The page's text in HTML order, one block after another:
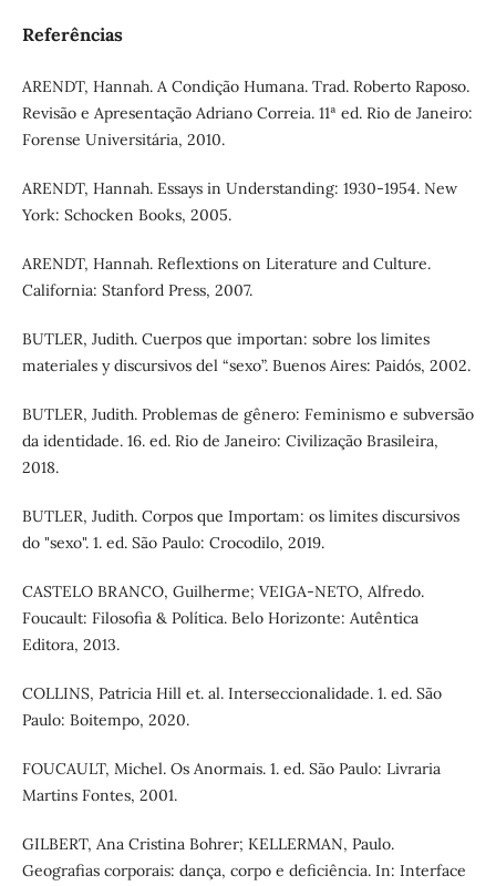
Referências
ARENDT, Hannah. A Condição Humana. Trad. Roberto Raposo.
Revisão e Apresentação Adriano Correia. 11ª ed. Rio de Janeiro:
Forense Universitária, 2010.
ARENDT, Hannah. Essays in Understanding: 1930-1954. New
York: Schocken Books, 2005.
ARENDT, Hannah. Reflextions on Literature and Culture.
California: Stanford Press, 2007.
BUTLER, Judith. Cuerpos que importan: sobre los limites
materiales y discursivos del “sexo”. Buenos Aires: Paidós, 2002.
BUTLER, Judith. Problemas de gênero: Feminismo e subversão
da identidade. 16. ed. Rio de Janeiro: Civilização Brasileira,
2018.
BUTLER, Judith. Corpos que Importam: os limites discursivos
do "sexo". 1. ed. São Paulo: Crocodilo, 2019.
CASTELO BRANCO, Guilherme; VEIGA-NETO, Alfredo.
Foucault: Filosofia & Política. Belo Horizonte: Autêntica
Editora, 2013.
COLLINS, Patricia Hill et. al. Interseccionalidade. 1. ed. São
Paulo: Boitempo, 2020.
FOUCAULT, Michel. Os Anormais. 1. ed. São Paulo: Livraria
Martins Fontes, 2001.
GILBERT, Ana Cristina Bohrer; KELLERMAN, Paulo.
Geografias corporais: dança, corpo e deficiência. In: Interface